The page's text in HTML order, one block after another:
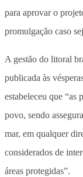
para aprovar o
promulgação caso
A gestão do litoral
publicada às
estabeleceu que “as
povo, sendo
mar, em qualquer
considerados de
áreas protegidas”.